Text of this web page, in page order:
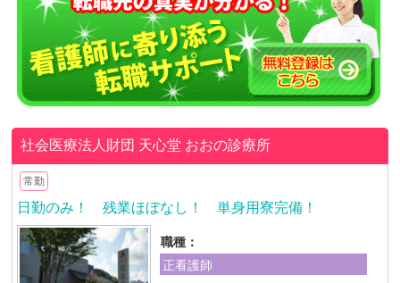
社会医療法人財団 天心堂 おおの診療所
常勤
日勤のみ！ 残業ほぼなし！ 単身用寮完備！
職種：
正看護師